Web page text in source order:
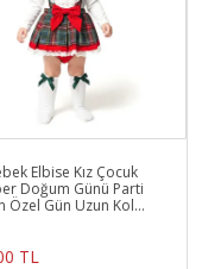
Elbise Kız Çocuk
Doğum Günü Parti
Özel Gün Uzun Kol
TL